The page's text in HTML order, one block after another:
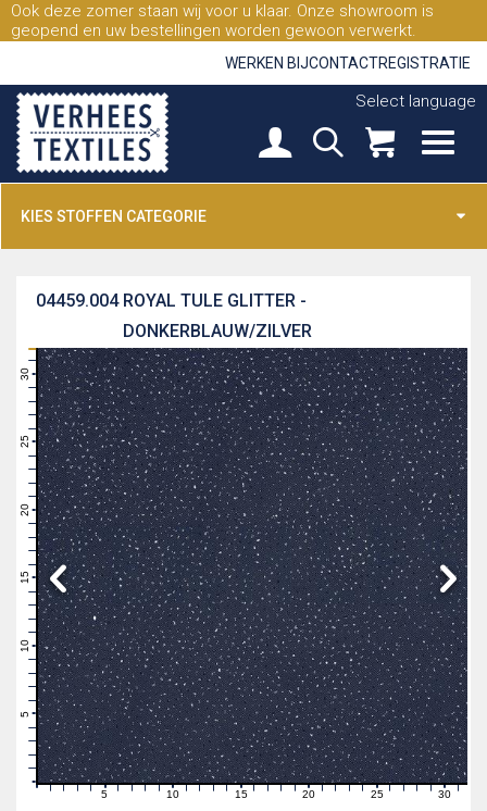
Ook deze zomer staan wij voor u klaar. Onze showroom is
geopend en uw bestellingen worden gewoon verwerkt.
WERKEN BIJCONTACTREGISTRATIE
Select language
KIES STOFFEN CATEGORIE
ROYAL TULE GLITTER -
DONKERBLAUW/ZILVER
04459.004
0
2
4
5
6
9
10
11
12
13
14
15
16
17
18
19
20
21
22
23
24
25
26
27
28
29
30
0 1 2 3 4 5 6 7 89 101112131415161718192021222324252627282930 31